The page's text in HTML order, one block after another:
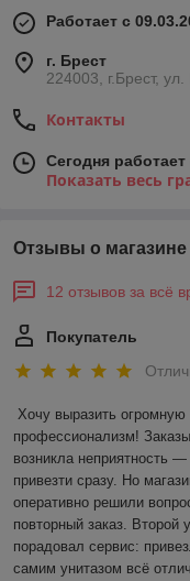
Работает с
г. Брест
224003, г.Брест,
Контакты
Сегодня
Показать весь
Отзывы о магазине
12 отзывов за всё
Покупатель
Хочу выразить огромную
профессионализм!
возникла неприятность
привезти сразу. Но
оперативно решили
повторный заказ. Второй
порадовал сервис:
самим унитазом всё